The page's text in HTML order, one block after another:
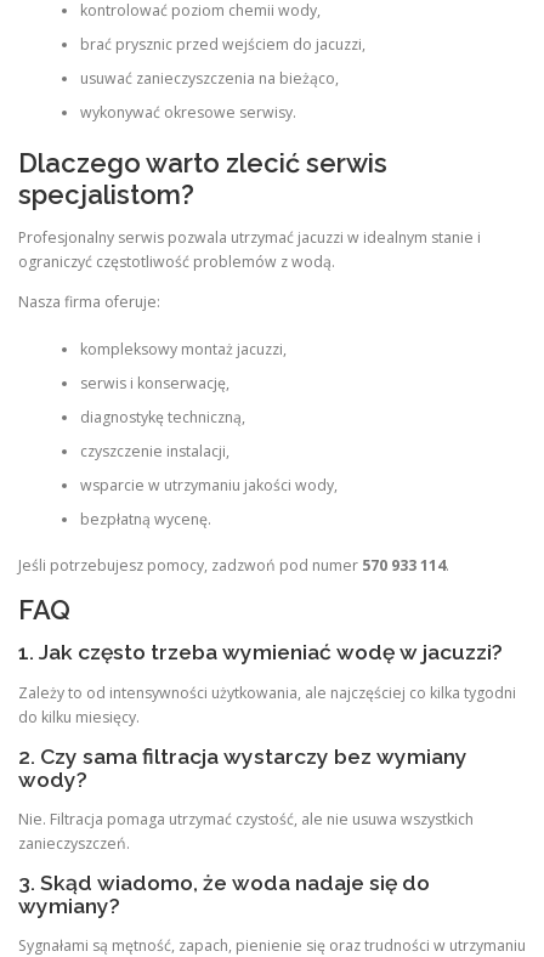
kontrolować poziom chemii wody,
brać prysznic przed wejściem do jacuzzi,
usuwać zanieczyszczenia na bieżąco,
wykonywać okresowe serwisy.
Dlaczego warto zlecić serwis
specjalistom?
Profesjonalny serwis pozwala utrzymać jacuzzi w idealnym stanie i
ograniczyć częstotliwość problemów z wodą.
Nasza firma oferuje:
kompleksowy montaż jacuzzi,
serwis i konserwację,
diagnostykę techniczną,
czyszczenie instalacji,
wsparcie w utrzymaniu jakości wody,
bezpłatną wycenę.
Jeśli potrzebujesz pomocy, zadzwoń pod numer 570 933 114.
FAQ
1. Jak często trzeba wymieniać wodę w jacuzzi?
Zależy to od intensywności użytkowania, ale najczęściej co kilka tygodni
do kilku miesięcy.
2. Czy sama filtracja wystarczy bez wymiany
wody?
Nie. Filtracja pomaga utrzymać czystość, ale nie usuwa wszystkich
zanieczyszczeń.
3. Skąd wiadomo, że woda nadaje się do
wymiany?
Sygnałami są mętność, zapach, pienienie się oraz trudności w utrzymaniu